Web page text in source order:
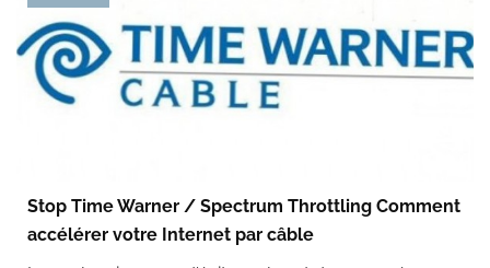
Stop Time Warner / Spectrum Throttling Comment
accélérer votre Internet par câble